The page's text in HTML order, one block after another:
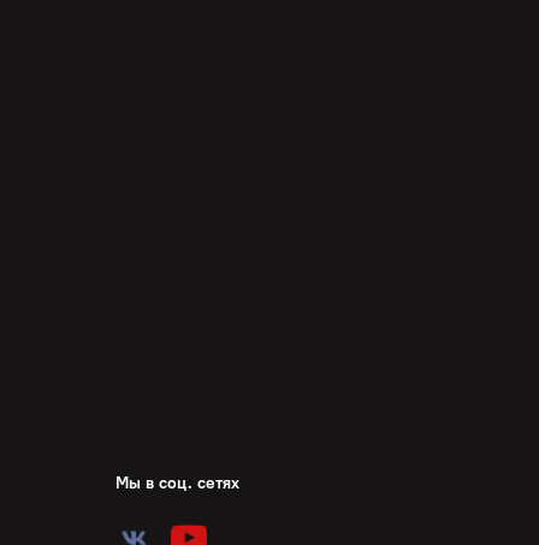
Мы в соц. сетях